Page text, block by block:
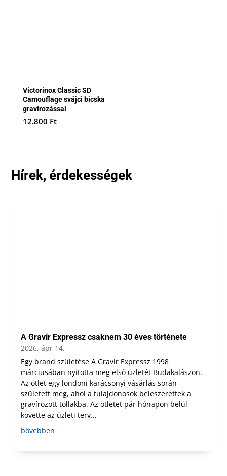
Victorinox Classic SD
Camouflage svájci bicska
gravírozással
12.800 Ft
Hírek, érdekességek
A Gravír Expressz csaknem 30 éves története
2026, ápr 14.
Egy brand születése A Gravír Expressz 1998
márciusában nyitotta meg első üzletét Budakalászon.
Az ötlet egy londoni karácsonyi vásárlás során
született meg, ahol a tulajdonosok beleszerettek a
gravírozott tollakba. Az ötletet pár hónapon belül
követte az üzleti terv...
bővebben